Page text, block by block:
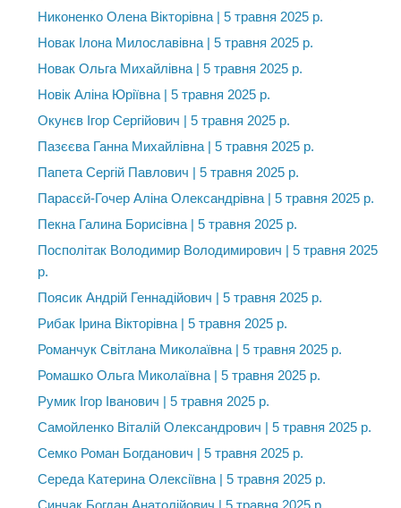
Никоненко Олена Вікторівна | 5 травня 2025 р.
Новак Ілона Милославівна | 5 травня 2025 р.
Новак Ольга Михайлівна | 5 травня 2025 р.
Новік Аліна Юріївна | 5 травня 2025 р.
Окунєв Ігор Сергійович | 5 травня 2025 р.
Пазєєва Ганна Михайлівна | 5 травня 2025 р.
Папета Сергій Павлович | 5 травня 2025 р.
Парасєй-Гочер Аліна Олександрівна | 5 травня 2025 р.
Пекна Галина Борисівна | 5 травня 2025 р.
Посполітак Володимир Володимирович | 5 травня 2025
р.
Поясик Андрій Геннадійович | 5 травня 2025 р.
Рибак Ірина Вікторівна | 5 травня 2025 р.
Романчук Світлана Миколаївна | 5 травня 2025 р.
Ромашко Ольга Миколаївна | 5 травня 2025 р.
Румик Ігор Іванович | 5 травня 2025 р.
Самойленко Віталій Олександрович | 5 травня 2025 р.
Семко Роман Богданович | 5 травня 2025 р.
Середа Катерина Олексіївна | 5 травня 2025 р.